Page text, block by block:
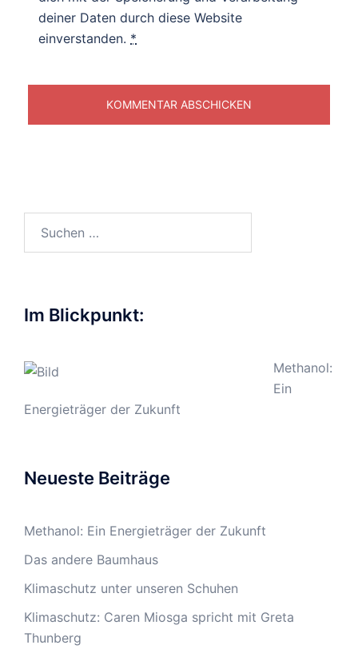
deiner Daten durch diese Website
einverstanden. *
Im Blickpunkt:
Methanol:
Ein
Energieträger der Zukunft
Neueste Beiträge
Methanol: Ein Energieträger der Zukunft
Das andere Baumhaus
Klimaschutz unter unseren Schuhen
Klimaschutz: Caren Miosga spricht mit Greta
Thunberg